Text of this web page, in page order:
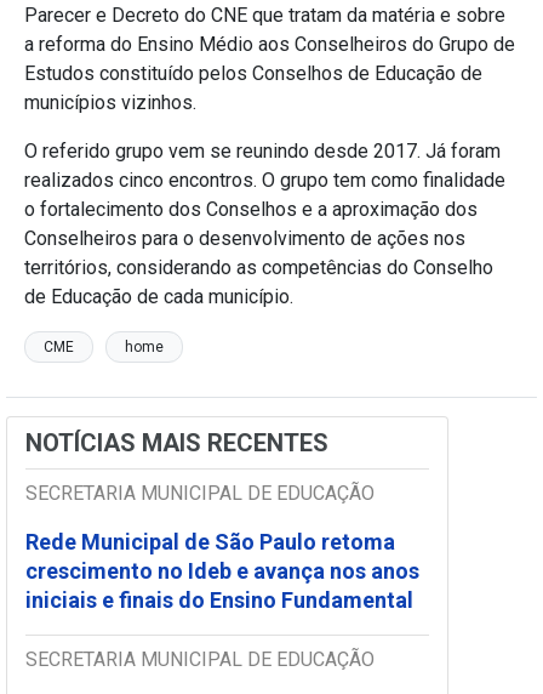
Parecer e Decreto do CNE que tratam da matéria e sobre
a reforma do Ensino Médio aos Conselheiros do Grupo de
Estudos constituído pelos Conselhos de Educação de
municípios vizinhos.
O referido grupo vem se reunindo desde 2017. Já foram
realizados cinco encontros. O grupo tem como finalidade
o fortalecimento dos Conselhos e a aproximação dos
Conselheiros para o desenvolvimento de ações nos
territórios, considerando as competências do Conselho
de Educação de cada município.
CME home
NOTÍCIAS MAIS RECENTES
SECRETARIA MUNICIPAL DE EDUCAÇÃO
Rede Municipal de São Paulo retoma
crescimento no Ideb e avança nos anos
iniciais e finais do Ensino Fundamental
SECRETARIA MUNICIPAL DE EDUCAÇÃO